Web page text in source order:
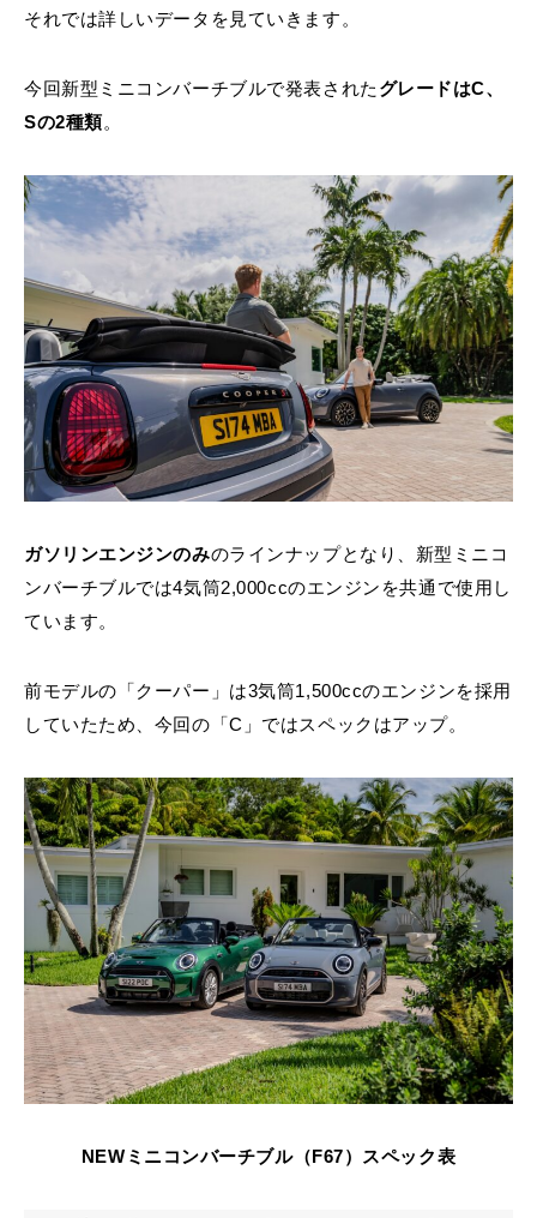
それでは詳しいデータを見ていきます。
今回新型ミニコンバーチブルで発表された グレードはC、
Sの2種類。
ガソリンエンジンのみのラインナップとなり、新型ミニコ
ンバーチブルでは4気筒2,000ccのエンジンを共通で使用し
ています。
前モデルの「クーパー」は3気筒1,500ccのエンジンを採用
していたため、今回の「C」ではスペックはアップ。
NEWミニコンバーチブル（F67）スペック表